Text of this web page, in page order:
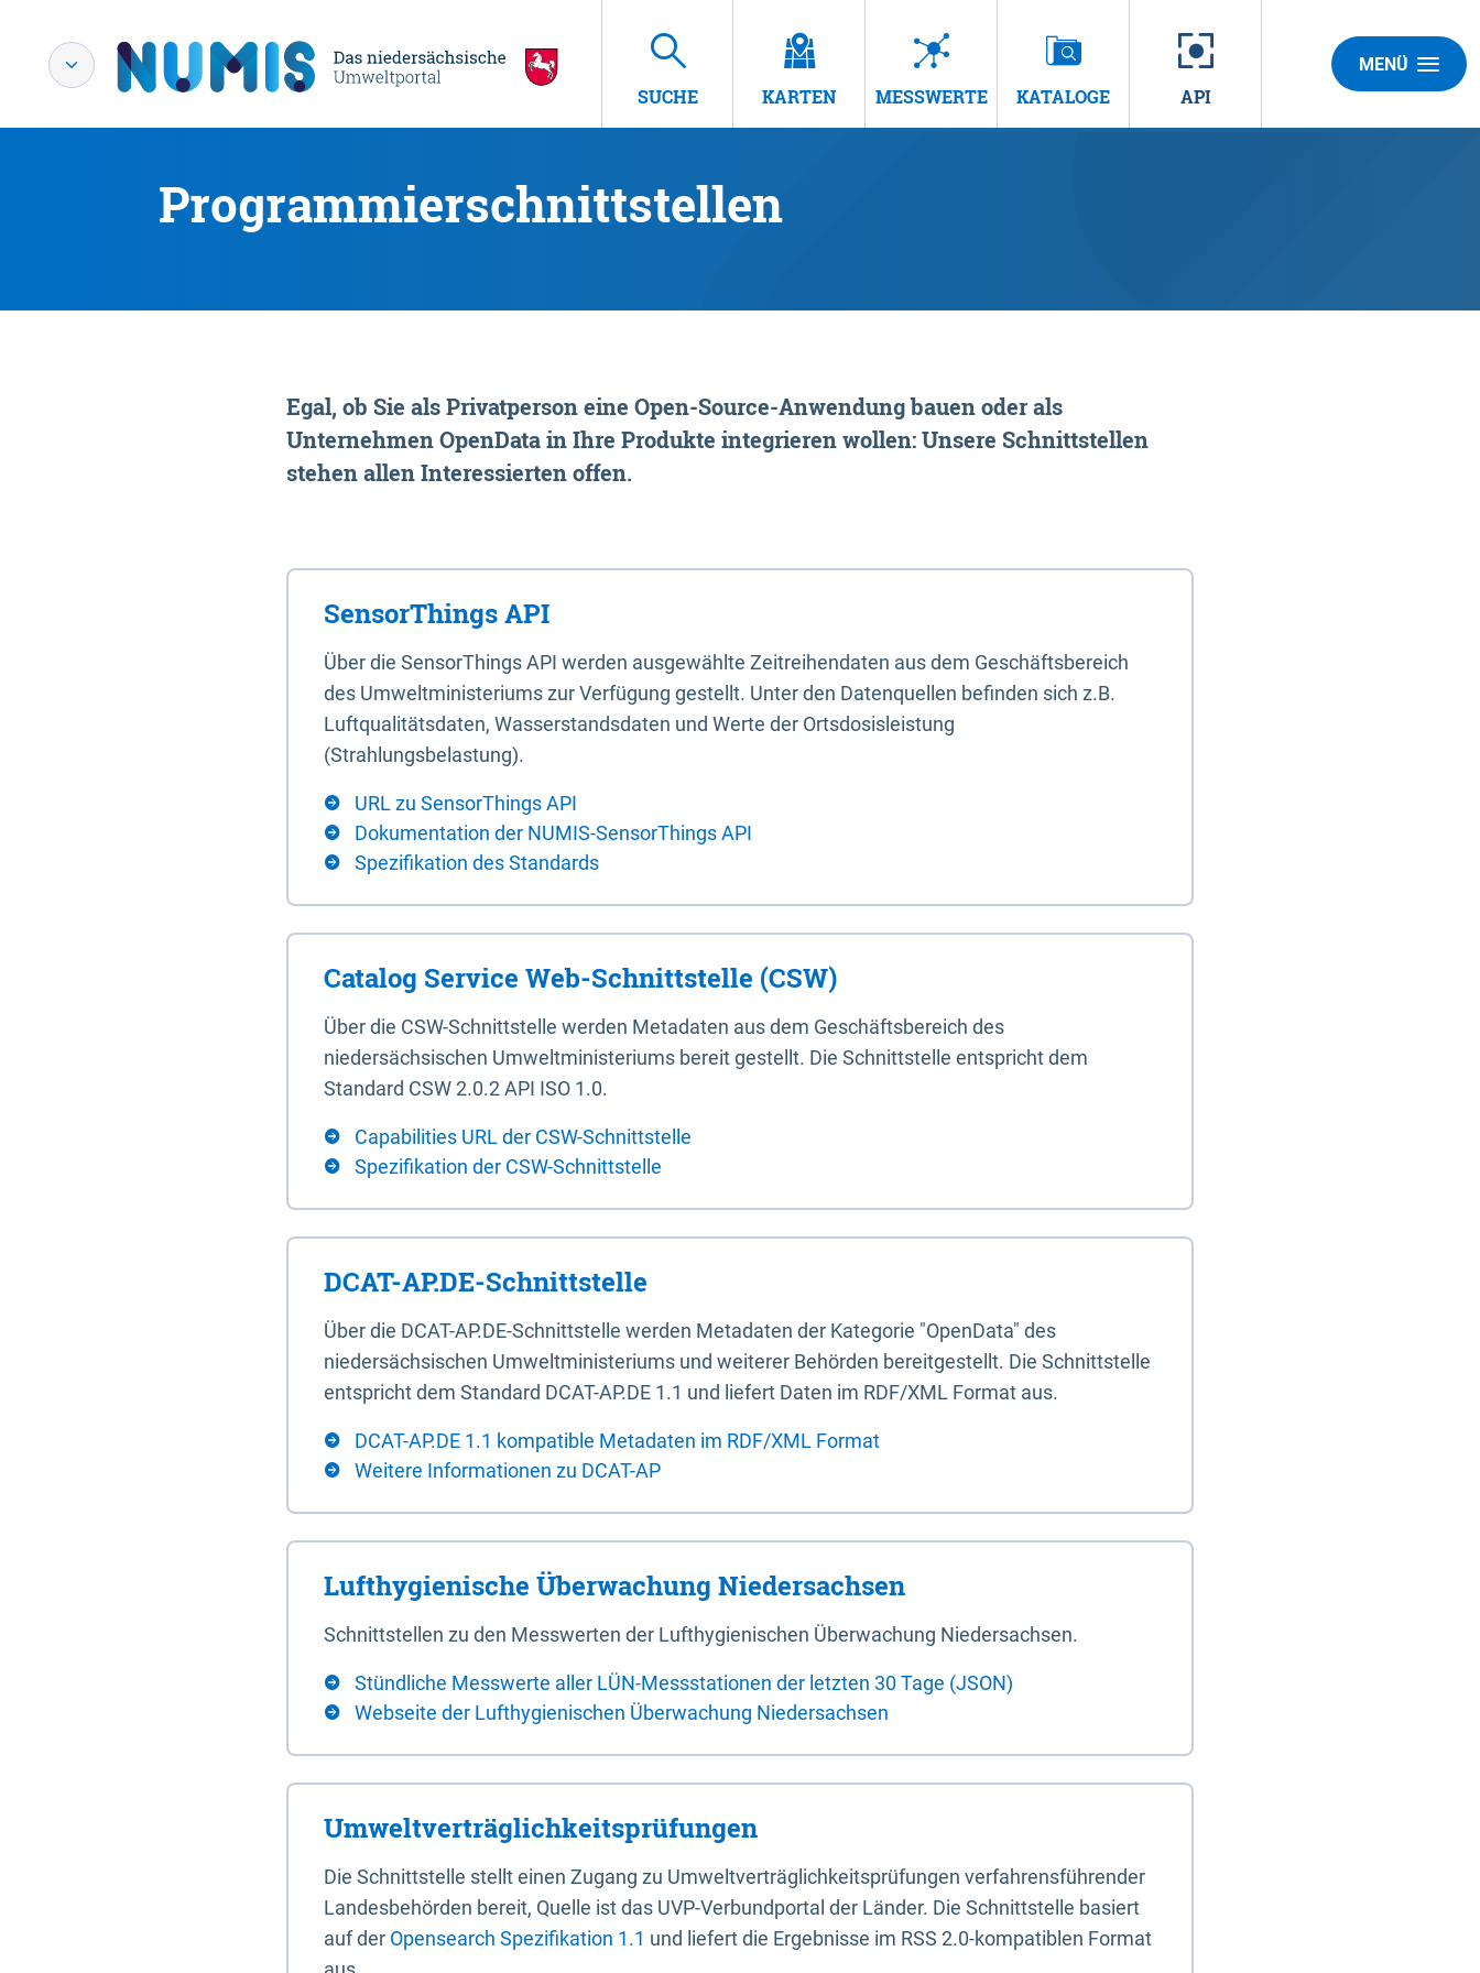
SUCHE KARTEN MESSWERTE KATALOGE API
MENÜ
Programmierschnittstellen
Egal, ob Sie als Privatperson eine Open-Source-Anwendung bauen oder als
Unternehmen OpenData in Ihre Produkte integrieren wollen: Unsere Schnittstellen
stehen allen Interessierten offen.
SensorThings API
Über die SensorThings API werden ausgewählte Zeitreihendaten aus dem Geschäftsbereich
des Umweltministeriums zur Verfügung gestellt. Unter den Datenquellen befinden sich z.B.
Luftqualitätsdaten, Wasserstandsdaten und Werte der Ortsdosisleistung
(Strahlungsbelastung).
URL zu SensorThings API
Dokumentation der NUMIS-SensorThings API
Spezifikation des Standards
Catalog Service Web-Schnittstelle (CSW)
Über die CSW-Schnittstelle werden Metadaten aus dem Geschäftsbereich des
niedersächsischen Umweltministeriums bereit gestellt. Die Schnittstelle entspricht dem
Standard CSW 2.0.2 API ISO 1.0.
Capabilities URL der CSW-Schnittstelle
Spezifikation der CSW-Schnittstelle
DCAT-AP.DE-Schnittstelle
Über die DCAT-AP.DE-Schnittstelle werden Metadaten der Kategorie "OpenData" des
niedersächsischen Umweltministeriums und weiterer Behörden bereitgestellt. Die Schnittstelle
entspricht dem Standard DCAT-AP.DE 1.1 und liefert Daten im RDF/XML Format aus.
DCAT-AP.DE 1.1 kompatible Metadaten im RDF/XML Format
Weitere Informationen zu DCAT-AP
Lufthygienische Überwachung Niedersachsen
Schnittstellen zu den Messwerten der Lufthygienischen Überwachung Niedersachsen.
Stündliche Messwerte aller LÜN-Messstationen der letzten 30 Tage (JSON)
Webseite der Lufthygienischen Überwachung Niedersachsen
Umweltverträglichkeitsprüfungen
Die Schnittstelle stellt einen Zugang zu Umweltverträglichkeitsprüfungen verfahrensführender
Landesbehörden bereit, Quelle ist das UVP-Verbundportal der Länder. Die Schnittstelle basiert
auf der Opensearch Spezifikation 1.1 und liefert die Ergebnisse im RSS 2.0-kompatiblen Format